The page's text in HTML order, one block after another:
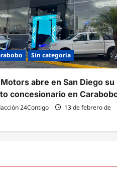
Sin categoría
abre en San Diego su
concesionario en
24Contigo
13 de febrero de